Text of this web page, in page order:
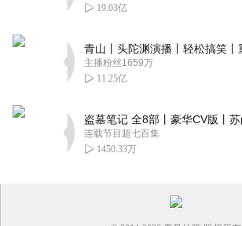
19.03亿
主播粉丝1659万
11.25亿
连载节目超七百集
1450.33万